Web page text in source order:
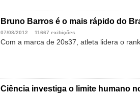
Bruno Barros é o mais rápido do
07/08/2012 11667 exibições
Com a marca de 20s37, atleta lidera o
Ciência investiga o limite humano